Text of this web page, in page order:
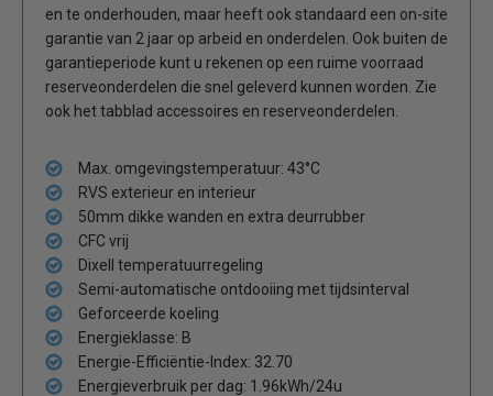
en te onderhouden, maar heeft ook standaard een on-site
garantie van 2 jaar op arbeid en onderdelen. Ook buiten de
garantieperiode kunt u rekenen op een ruime voorraad
reserveonderdelen die snel geleverd kunnen worden. Zie
ook het tabblad accessoires en reserveonderdelen.
Max. omgevingstemperatuur: 43°C
RVS exterieur en interieur
50mm dikke wanden en extra deurrubber
CFC vrij
Dixell temperatuurregeling
Semi-automatische ontdooiing met tijdsinterval
Geforceerde koeling
Energieklasse: B
Energie-Efficiëntie-Index: 32.70
Energieverbruik per dag: 1.96kWh/24u